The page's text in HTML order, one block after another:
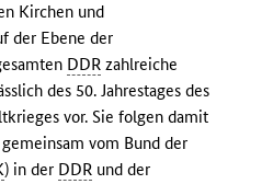
Kirchen und
der Ebene der
DDR zahlreiche
des 50. Jahrestages des
vor. Sie folgen damit
vom Bund der
) in der DDR und der